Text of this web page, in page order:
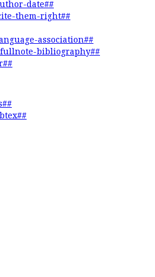
date##
them-right##
association##
bibliography##